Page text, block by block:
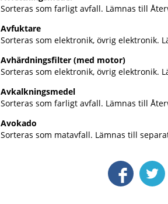
Sorteras som farligt avfall. Lämnas till
Avfuktare
Sorteras som elektronik, övrig elektronik.
Avhärdningsfilter (med motor)
Sorteras som elektronik, övrig elektronik.
Avkalkningsmedel
Sorteras som farligt avfall. Lämnas till
Avokado
Sorteras som matavfall. Lämnas till